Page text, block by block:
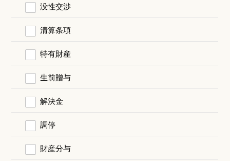
没性交渉
清算条項
特有財産
生前贈与
解決金
調停
財産分与